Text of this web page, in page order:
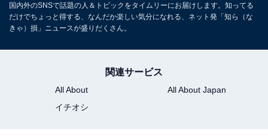
国内外のSNSで話題の人＆トピックをタイムリーにお届けします。知ってる
だけでちょっと得する、なんだか楽しい気分になれる、ネット発「知ら（な
きゃ）損」ニュースが盛りだくさん。
関連サービス
All About
All About Japan
イチオシ